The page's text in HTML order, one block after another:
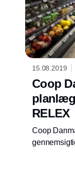
15.08.2019
Coop
RELEX
Coop